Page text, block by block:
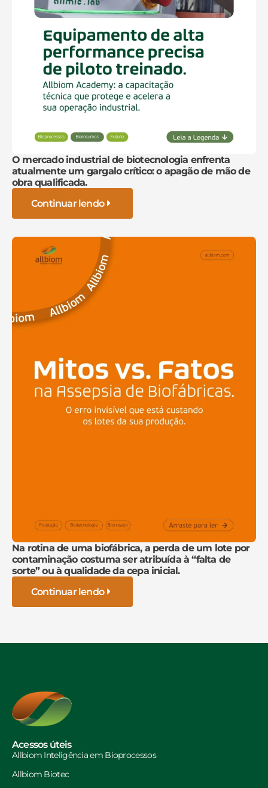
O mercado industrial de biotecnologia enfrenta
atualmente um gargalo crítico: o apagão de mão de
obra qualificada.
Continuar lendo
Na rotina de uma biofábrica, a perda de um lote por
contaminação costuma ser atribuída à “falta de
sorte” ou à qualidade da cepa inicial.
Continuar lendo
Acessos úteis
Allbiom Inteligência em Bioprocessos
Allbiom Biotec